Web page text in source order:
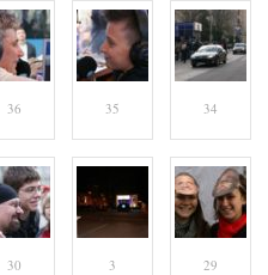
36 35 34
30 3 29